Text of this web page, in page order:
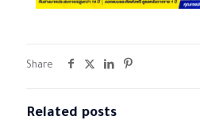
Share
Related posts